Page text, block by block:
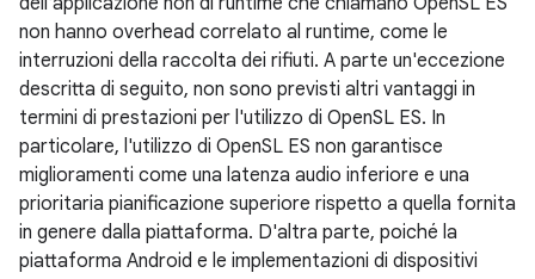
non hanno overhead correlato al runtime, come le
interruzioni della raccolta dei rifiuti. A parte un'eccezione
descritta di seguito, non sono previsti altri vantaggi in
termini di prestazioni per l'utilizzo di OpenSL ES. In
particolare, l'utilizzo di OpenSL ES non garantisce
miglioramenti come una latenza audio inferiore e una
prioritaria pianificazione superiore rispetto a quella fornita
in genere dalla piattaforma. D'altra parte, poiché la
piattaforma Android e le implementazioni di dispositivi